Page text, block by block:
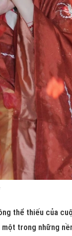
thể thiếu của
một trong những